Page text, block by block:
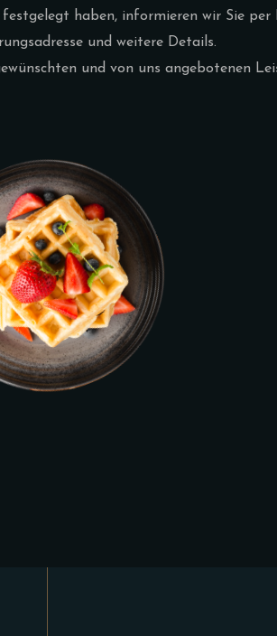
haben, informieren wir Sie per
und weitere Details.
und von uns angebotenen